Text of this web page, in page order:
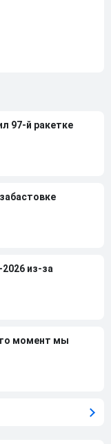
97-й ракетке
из-за
то момент мы